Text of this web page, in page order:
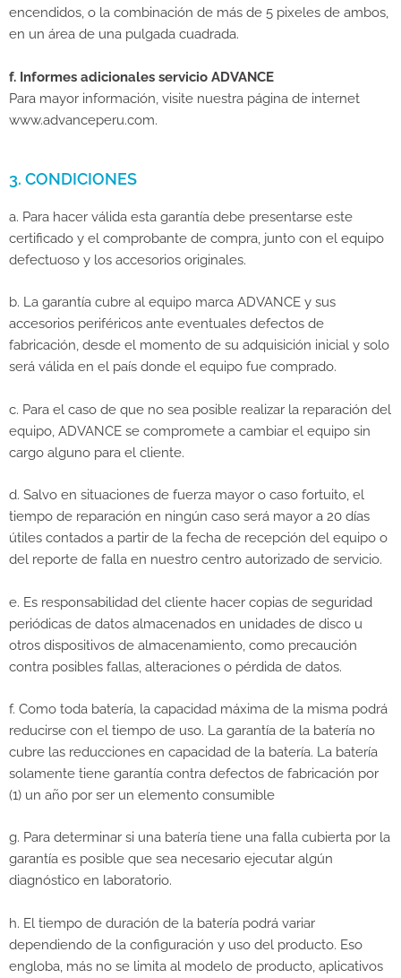
encendidos, o la combinación de más de 5 pixeles de ambos,
en un área de una pulgada cuadrada.
f. Informes adicionales servicio ADVANCE
Para mayor información, visite nuestra página de internet
www.advanceperu.com.
3. CONDICIONES
a. Para hacer válida esta garantía debe presentarse este
certificado y el comprobante de compra, junto con el equipo
defectuoso y los accesorios originales.
b. La garantía cubre al equipo marca ADVANCE y sus
accesorios periféricos ante eventuales defectos de
fabricación, desde el momento de su adquisición inicial y solo
será válida en el país donde el equipo fue comprado.
c. Para el caso de que no sea posible realizar la reparación del
equipo, ADVANCE se compromete a cambiar el equipo sin
cargo alguno para el cliente.
d. Salvo en situaciones de fuerza mayor o caso fortuito, el
tiempo de reparación en ningún caso será mayor a 20 días
útiles contados a partir de la fecha de recepción del equipo o
del reporte de falla en nuestro centro autorizado de servicio.
e. Es responsabilidad del cliente hacer copias de seguridad
periódicas de datos almacenados en unidades de disco u
otros dispositivos de almacenamiento, como precaución
contra posibles fallas, alteraciones o pérdida de datos.
f. Como toda batería, la capacidad máxima de la misma podrá
reducirse con el tiempo de uso. La garantía de la batería no
cubre las reducciones en capacidad de la batería. La batería
solamente tiene garantía contra defectos de fabricación por
(1) un año por ser un elemento consumible
g. Para determinar si una batería tiene una falla cubierta por la
garantía es posible que sea necesario ejecutar algún
diagnóstico en laboratorio.
h. El tiempo de duración de la batería podrá variar
dependiendo de la configuración y uso del producto. Eso
engloba, más no se limita al modelo de producto, aplicativos